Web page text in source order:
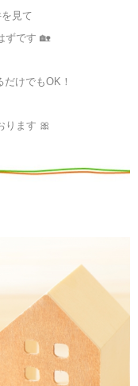
見て
ずです 🏡
けでもOK！
ります 🎀